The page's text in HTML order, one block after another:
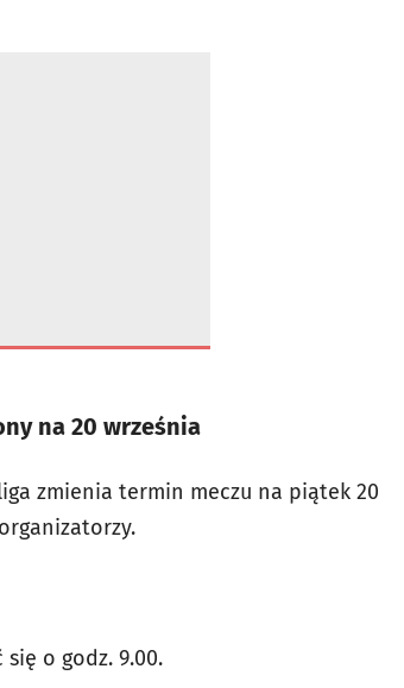
na 20 września
zmienia termin meczu na piątek 20
o godz. 9.00.